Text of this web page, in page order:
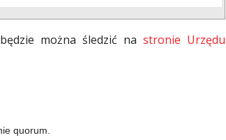
można śledzić na stronie Urzędu
quorum.